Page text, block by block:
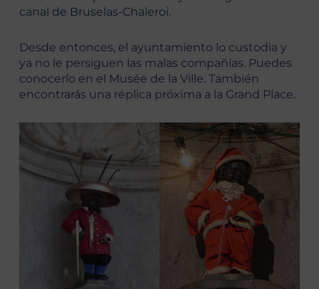
canal de Bruselas-Chaleroi.
Desde entonces, el ayuntamiento lo custodia y
ya no le persiguen las malas compañías. Puedes
conocerlo en el Musée de la Ville. También
encontrarás una réplica próxima a la Grand Place.